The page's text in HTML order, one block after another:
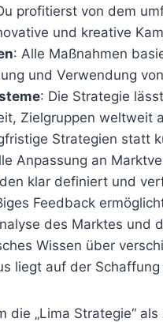
profitierst von dem
und kreative
: Alle Maßnahmen
und Verwendung
: Die Strategie
Zielgruppen weltweit
Strategien statt
Anpassung an
klar definiert und
Feedback
des Marktes und
Wissen über
liegt auf der
die „Lima Strategie“